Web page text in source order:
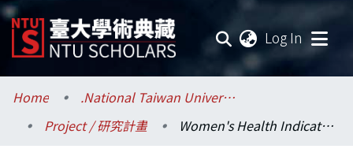
Log In
Communities & Collections
Research Outputs
Home
.National Taiwan University / 國立臺灣大學
Project / 研究計畫
Women's Health Indicators and the Effects on Quality of Life across Pregnancy and Postpartum (I) = 懷孕至產後階段女性健康指標及其對生活品質的影響 (I)